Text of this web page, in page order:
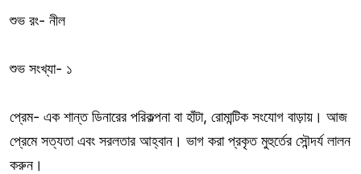
শুভ রং- নীল
শুভ সংখ্যা- ১
প্রেম- এক শান্ত ডিনারের পরিকল্পনা বা হাঁটা, রোমান্টিক সংযোগ বাড়ায়। আজ
প্রেমে সত্যতা এবং সরলতার আহ্বান। ভাগ করা প্রকৃত মুহুর্তের সৌন্দর্য লালন
করুন।